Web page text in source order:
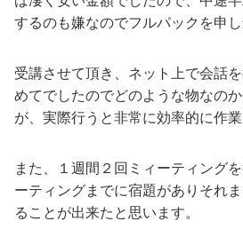
するのも嫌なのでフルパックを申し
受講させて頂き、ネット上で会話
めてでしたのでどのような物なの
が、実際行うと非常に効率的に作
また、１週間２回ミィーティング
ーティングまでに宿題がありそれ
ることが出来たと思います。